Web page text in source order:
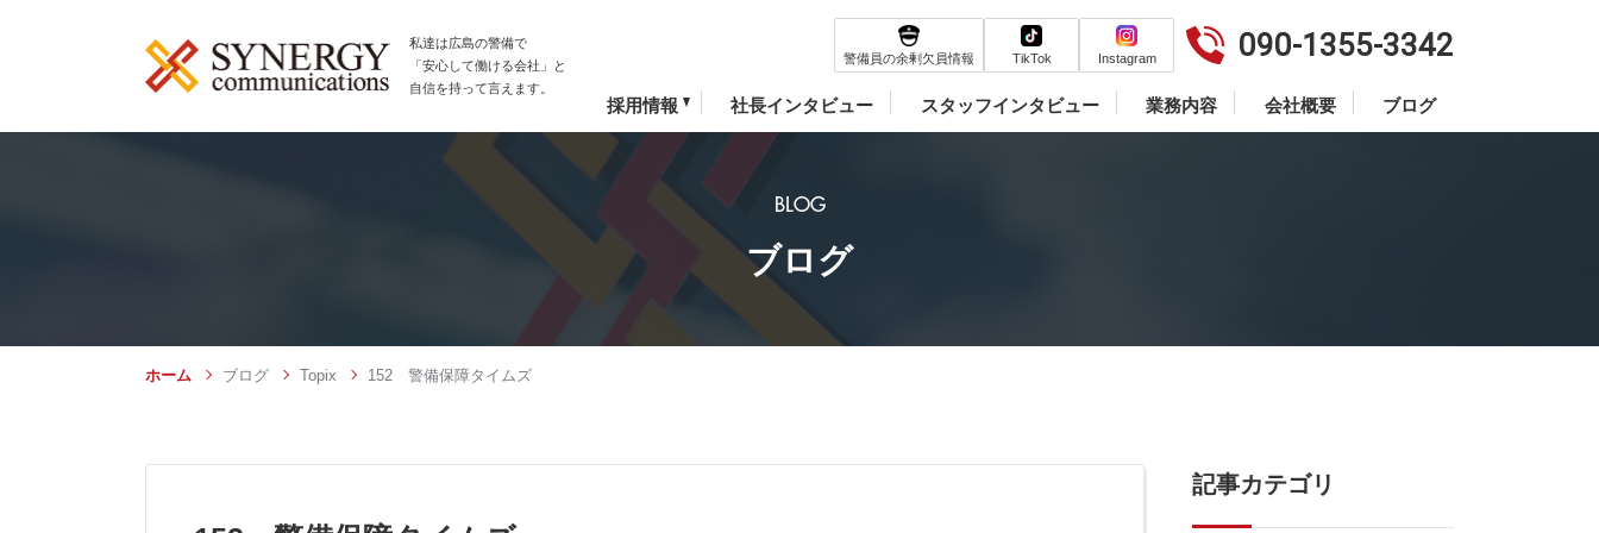
私達は広島の警備で
「安心して働ける会社」と
自信を持って言えます。
警備員の余剰欠員情報 TikTok Instagram 090-1355-3342
採用情報 社長インタビュー スタッフインタビュー 業務内容 会社概要 ブログ
BLOG
ブログ
ホーム ブログ Topix 152 警備保障タイムズ
記事カテゴリ